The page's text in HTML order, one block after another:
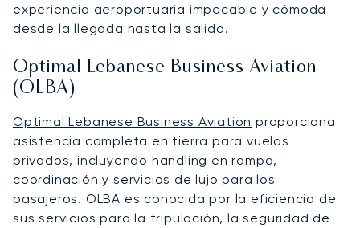
experiencia aeroportuaria impecable y cómoda
desde la llegada hasta la salida.
Optimal Lebanese Business Aviation
(OLBA)
Optimal Lebanese Business Aviation proporciona
asistencia completa en tierra para vuelos
privados, incluyendo handling en rampa,
coordinación y servicios de lujo para los
pasajeros. OLBA es conocida por la eficiencia de
sus servicios para la tripulación, la seguridad de